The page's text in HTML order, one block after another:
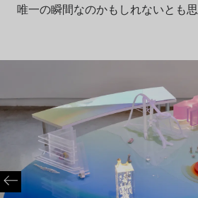
唯一の瞬間なのかもしれないとも思